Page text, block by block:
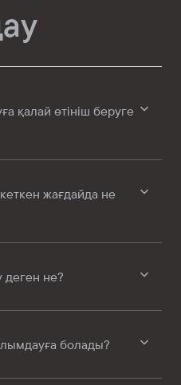
қалай өтініш беруге
жағдайда не
деген не?
болады?